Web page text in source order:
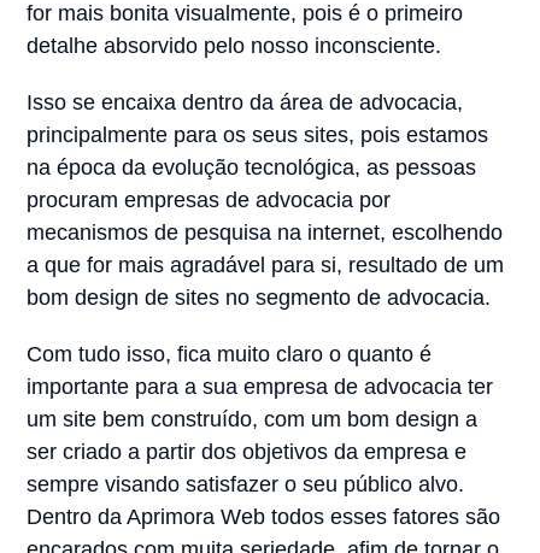
for mais bonita visualmente, pois é o primeiro
detalhe absorvido pelo nosso inconsciente.
Isso se encaixa dentro da área de advocacia,
principalmente para os seus sites, pois estamos
na época da evolução tecnológica, as pessoas
procuram empresas de advocacia por
mecanismos de pesquisa na internet, escolhendo
a que for mais agradável para si, resultado de um
bom design de sites no segmento de advocacia.
Com tudo isso, fica muito claro o quanto é
importante para a sua empresa de advocacia ter
um site bem construído, com um bom design a
ser criado a partir dos objetivos da empresa e
sempre visando satisfazer o seu público alvo.
Dentro da Aprimora Web todos esses fatores são